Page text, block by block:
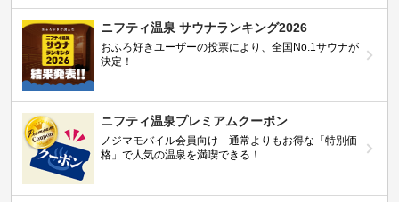
ニフティ温泉 サウナランキング2026
おふろ好きユーザーの投票により、全国No.1サウナが
決定！
ニフティ温泉プレミアムクーポン
ノジマモバイル会員向け 通常よりもお得な「特別価
格」で人気の温泉を満喫できる！